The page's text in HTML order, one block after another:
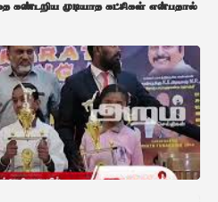
கண்டறிய முடியாத கட்சிகள் என்பதால்